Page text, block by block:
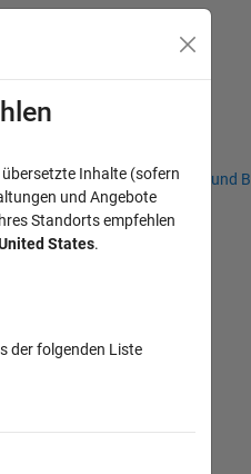
Studierende und
Canvas-
übersetzte Inhalte (sofern
und Angebote
Standorts empfehlen
States.
der folgenden Liste